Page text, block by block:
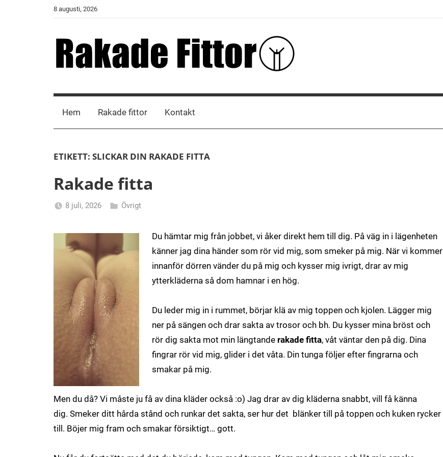
8 augusti, 2026
Rakade
Fittor
Hem Rakade fittor Kontakt
ETIKETT: SLICKAR DIN RAKADE FITTA
Rakade fitta
8 juli, 2026
Övrigt
Du hämtar mig från jobbet, vi åker direkt hem till dig. På väg in i lägenheten
känner jag dina händer som rör vid mig, som smeker på mig. När vi kommer
innanför dörren vänder du på mig och kysser mig ivrigt, drar av mig
ytterkläderna så dom hamnar i en hög.
Du leder mig in i rummet, börjar klä av mig toppen och kjolen. Lägger mig
ner på sängen och drar sakta av trosor och bh. Du kysser mina bröst och
rör dig sakta mot min längtande rakade fitta, våt väntar den på dig. Dina
fingrar rör vid mig, glider i det våta. Din tunga följer efter fingrarna och
smakar på mig.
Men du då? Vi måste ju få av dina kläder också :o) Jag drar av dig kläderna snabbt, vill få känna
dig. Smeker ditt hårda stånd och runkar det sakta, ser hur det blänker till på toppen och kuken rycker
till. Böjer mig fram och smakar försiktigt… gott.